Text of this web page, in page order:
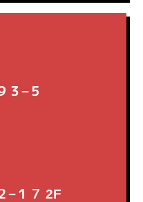
３−５
−１７ 2F